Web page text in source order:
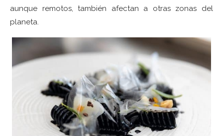
aunque remotos, también afectan a otras zonas del
planeta.